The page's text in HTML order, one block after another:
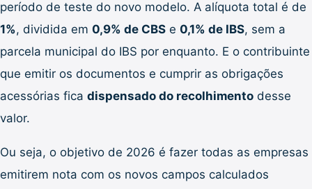
período de teste do novo modelo. A alíquota total é de
1%, dividida em 0,9% de CBS e 0,1% de IBS, sem a
parcela municipal do IBS por enquanto. E o contribuinte
que emitir os documentos e cumprir as obrigações
acessórias fica dispensado do recolhimento desse
valor.
Ou seja, o objetivo de 2026 é fazer todas as empresas
emitirem nota com os novos campos calculados